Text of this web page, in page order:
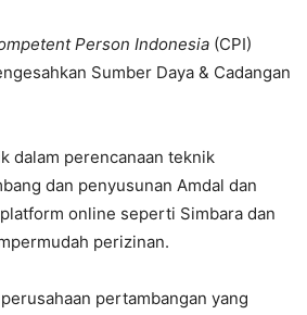
Person Indonesia (CPI)
Sumber Daya & Cadangan
dalam perencanaan teknik
dan penyusunan Amdal dan
online seperti Simbara dan
perizinan.
pertambangan yang